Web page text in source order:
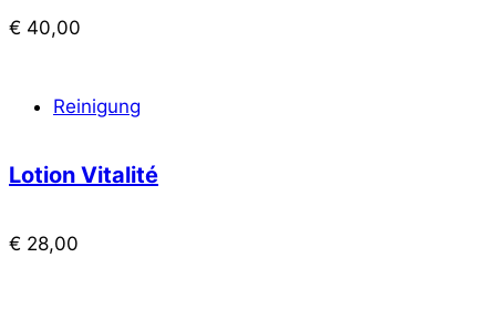
€ 40,00
Reinigung
Lotion Vitalité
€ 28,00